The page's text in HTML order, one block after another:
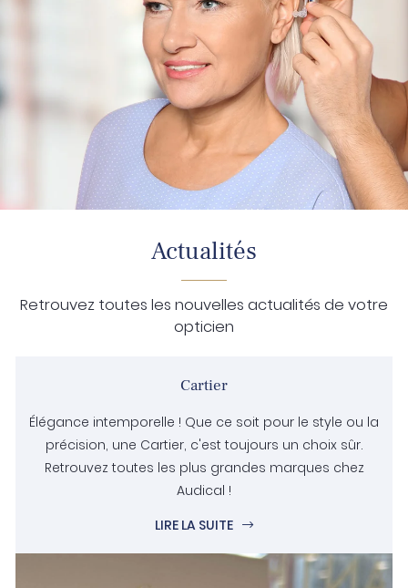
Actualités
Retrouvez toutes les nouvelles actualités de votre
opticien
Cartier
Élégance intemporelle ! Que ce soit pour le style ou la
précision, une Cartier, c'est toujours un choix sûr.
Retrouvez toutes les plus grandes marques chez
Audical !
LIRE LA SUITE